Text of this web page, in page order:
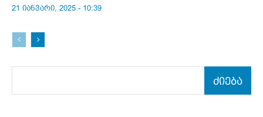
21 იანვარი, 2025 - 10:39
ძიება